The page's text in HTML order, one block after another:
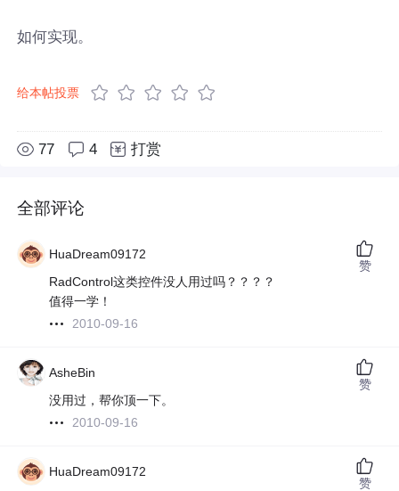
如何实现。
给本帖投票
77 4 打赏
全部评论
HuaDream09172
RadControl这类控件没人用过吗？？？？
值得一学！
2010-09-16
赞
AsheBin
没用过，帮你顶一下。
2010-09-16
赞
HuaDream09172
赞